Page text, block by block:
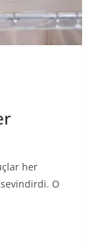
her
O